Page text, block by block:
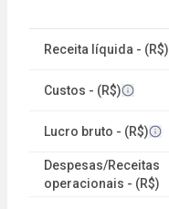
Receita líquida - (R$)
Custos - (R$)
Lucro bruto - (R$)
Despesas/Receitas
operacionais - (R$)